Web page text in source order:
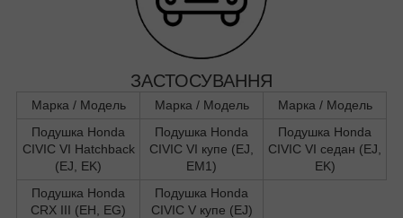
ЗАСТОСУВАННЯ
Марка / Модель Марка / Модель
Марка / Модель
Подушка Honda
CIVIC VI Hatchback
(EJ, EK)
Подушка Honda
CIVIC VI купе (EJ,
EM1)
Подушка Honda
CIVIC VI седан (EJ,
EK)
Подушка Honda
CRX III (EH, EG)
Подушка Honda
CIVIC V купе (EJ)